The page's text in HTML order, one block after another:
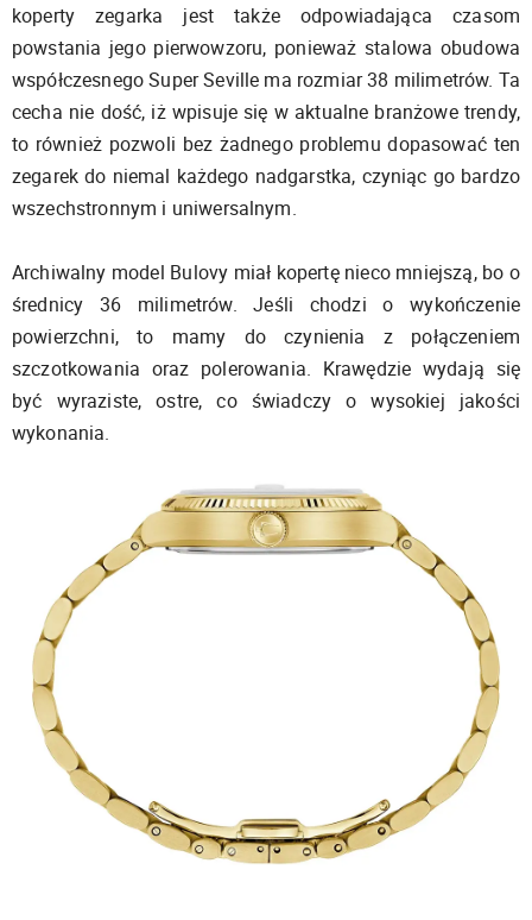
koperty zegarka jest także odpowiadająca czasom
powstania jego pierwowzoru, ponieważ stalowa obudowa
współczesnego Super Seville ma rozmiar 38 milimetrów. Ta
cecha nie dość, iż wpisuje się w aktualne branżowe trendy,
to również pozwoli bez żadnego problemu dopasować ten
zegarek do niemal każdego nadgarstka, czyniąc go bardzo
wszechstronnym i uniwersalnym.
Archiwalny model Bulovy miał kopertę nieco mniejszą, bo o
średnicy 36 milimetrów. Jeśli chodzi o wykończenie
powierzchni, to mamy do czynienia z połączeniem
szczotkowania oraz polerowania. Krawędzie wydają się
być wyraziste, ostre, co świadczy o wysokiej jakości
wykonania.